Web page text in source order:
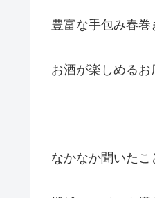
豊富な手包み春
お酒が楽しめるお
なかなか聞いたこ